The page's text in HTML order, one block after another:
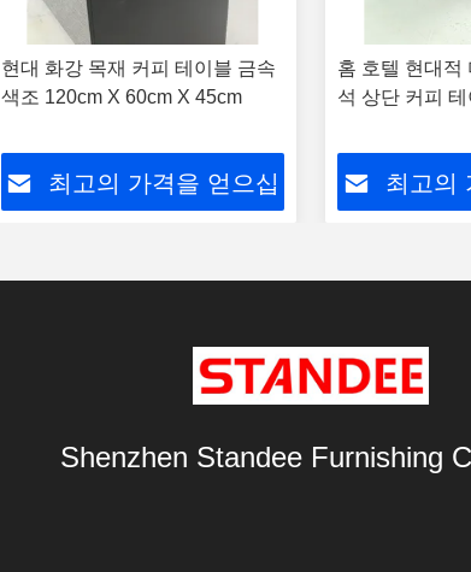
현대 화강 목재 커피 테이블 금속
색조 120cm X 60cm X 45cm
최고의 가격을 얻으십
홈 호텔 현대적
석 상단 커피 테
최고의
Shenzhen Standee Furnishing